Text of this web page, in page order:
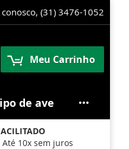
(31) 3476-1052
Meu Carrinho
de ave
10x sem juros